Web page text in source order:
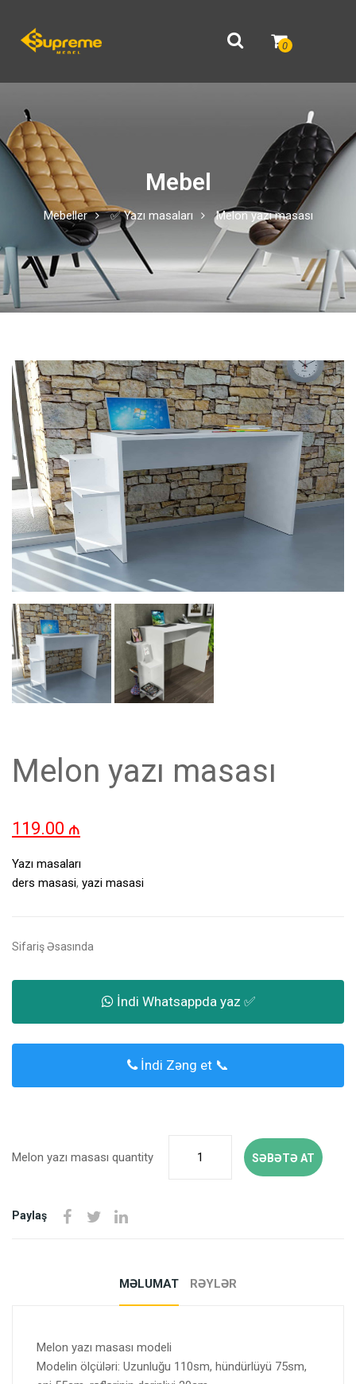
0
Mebel
Mebeller ✅ Yazı masaları Melon yazı masası
Melon yazı masası
119.00 ₼
Yazı masaları
ders masasi, yazi masasi
Sifariş Əsasında
İndi Whatsappda yaz ✅
İndi Zəng et 📞
Melon yazı masası quantity SƏBƏTƏ AT
Paylaş
MƏLUMAT RƏYLƏR
Melon yazı masası modeli
Modelin ölçüləri: Uzunluğu 110sm, hündürlüyü 75sm,